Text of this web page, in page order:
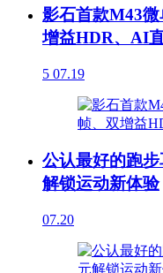
影石首款M43
增益HDR、AI
5 07.19
公认最好的跑
解锁运动新体验
07.20